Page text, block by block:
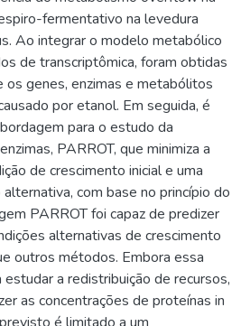
fermentativo na levedura
Ao integrar o modelo metabólico
de transcriptômica, foram obtidas
os genes, enzimas e metabólitos
por etanol. Em seguida, é
para o estudo da
PARROT, que minimiza a
de crescimento inicial e uma
com base no princípio do
PARROT foi capaz de predizer
alternativas de crescimento
outros métodos. Embora essa
a redistribuição de recursos,
as concentrações de proteínas in